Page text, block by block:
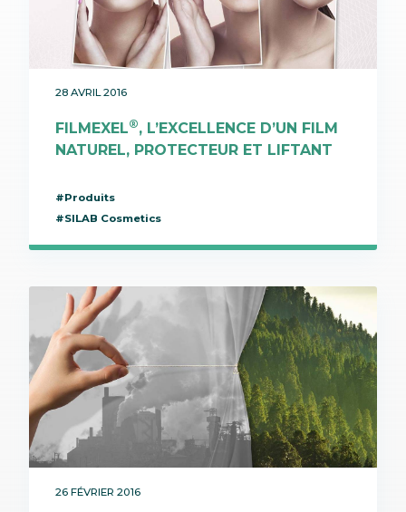
28 AVRIL 2016
FILMEXEL®, L’EXCELLENCE D’UN FILM
NATUREL, PROTECTEUR ET LIFTANT
#Produits
#SILAB Cosmetics
26 FÉVRIER 2016